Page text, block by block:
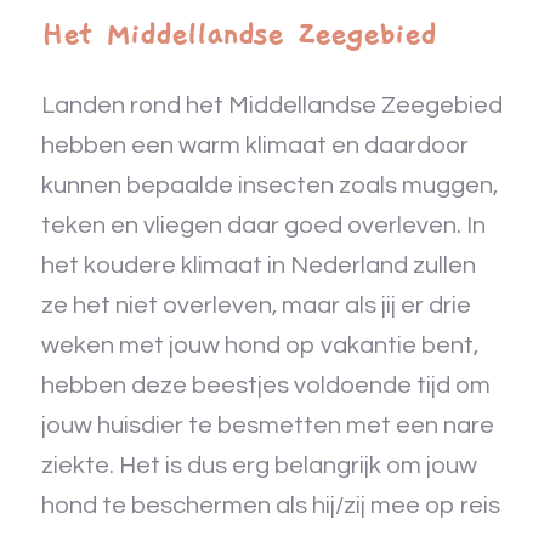
Het Middellandse Zeegebied
Landen rond het Middellandse Zeegebied
hebben een warm klimaat en daardoor
kunnen bepaalde insecten zoals muggen,
teken en vliegen daar goed overleven. In
het koudere klimaat in Nederland zullen
ze het niet overleven, maar als jij er drie
weken met jouw hond op vakantie bent,
hebben deze beestjes voldoende tijd om
jouw huisdier te besmetten met een nare
ziekte. Het is dus erg belangrijk om jouw
hond te beschermen als hij/zij mee op reis